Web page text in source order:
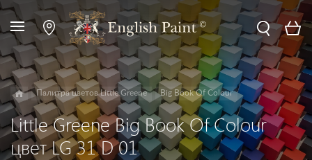
Палитра цветов Little Greene Big Book Of Colour
Little Greene Big Book Of Colour
цвет LG 31 D 01